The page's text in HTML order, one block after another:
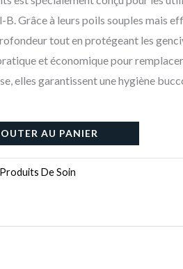
Grâce à leurs poils souples mais
tout en protégeant les
et économique pour remplacer
elles garantissent une hygiène
AU PANIER
Produits De Soin
choisies
sur
la
page
du